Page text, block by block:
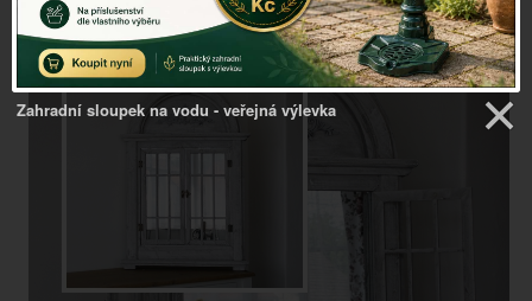
Zahradní sloupek na vodu - veřejná výlevka